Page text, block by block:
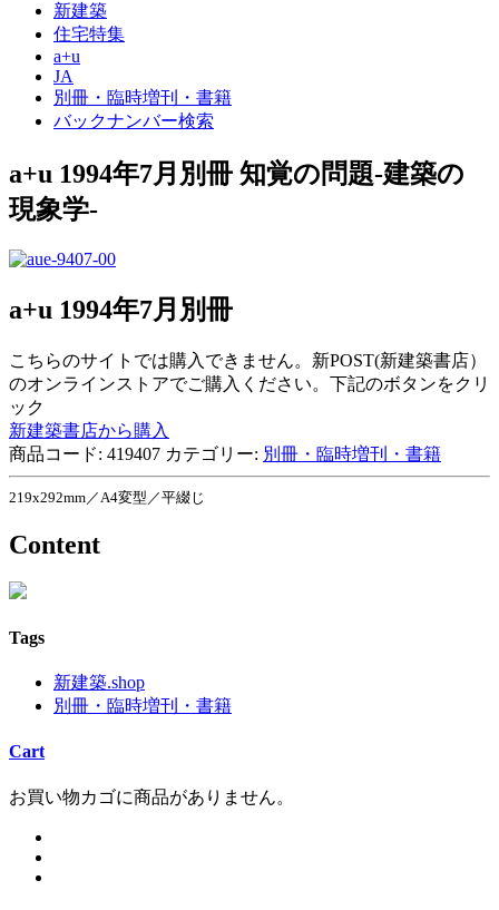
新建築
住宅特集
a+u
JA
別冊・臨時増刊・書籍
バックナンバー検索
a+u 1994年7月別冊 知覚の問題-建築の
現象学-
a+u 1994年7月別冊
こちらのサイトでは購入できません。新POST(新建築書店）
のオンラインストアでご購入ください。下記のボタンをクリ
ック
新建築書店から購入
商品コード: 419407 カテゴリー: 別冊・臨時増刊・書籍
219x292mm／A4変型／平綴じ
Content
Tags
新建築.shop
別冊・臨時増刊・書籍
Cart
お買い物カゴに商品がありません。